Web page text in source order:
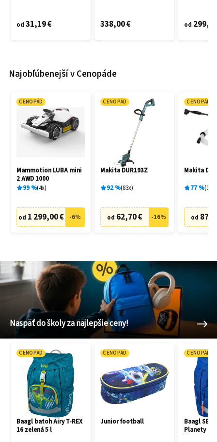
od 31,19 € 338,00 € od
Najobľúbenejší v Cenopáde
CENOPÁD
Mammotion LUBA mini
2 AWD 1000
99% 4x
od 1 299,00 € -6%
CENOPÁD
Makita DUR193Z
92% 83x
od 62,70 € -16%
CENOPÁD
Makita
77% 19
od
Naspäť do školy za najlepšie ceny!
CENOPÁD
Baagl batoh Airy T-REX
16 zelená 5 l
CENOPÁD
Junior football
CENOPÁD
Baagl SET
Planety